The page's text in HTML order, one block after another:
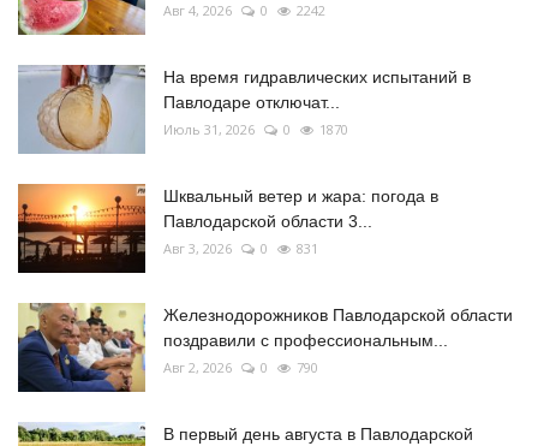
Авг 4, 2026 0 2242
На время гидравлических испытаний в
Павлодаре отключат...
Июль 31, 2026 0 1870
Шквальный ветер и жара: погода в
Павлодарской области 3...
Авг 3, 2026 0 831
Железнодорожников Павлодарской области
поздравили с профессиональным...
Авг 2, 2026 0 790
В первый день августа в Павлодарской